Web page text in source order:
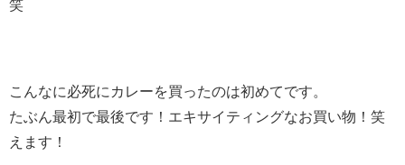
笑
こんなに必死にカレーを買ったのは初めてです。
たぶん最初で最後です！エキサイティングなお買い物！笑
えます！